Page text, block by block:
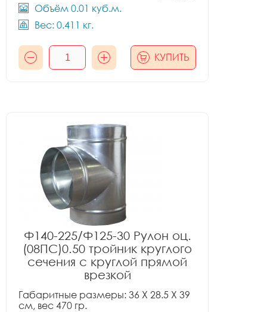
Объём 0.01 куб.м.
Вес: 0.411 кг.
КУПИТЬ
Ф140-225/Ф125-30 Рулон оц.
(08ПС)0.50 тройник круглого
сечения с круглой прямой
врезкой
Габаритные размеры: 36 X 28.5 X 39
см, вес 470 гр.